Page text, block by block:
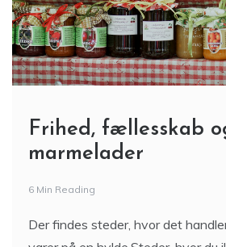
Frihed, fællesskab
marmelader
6 Min Reading
Der findes steder, hvor det